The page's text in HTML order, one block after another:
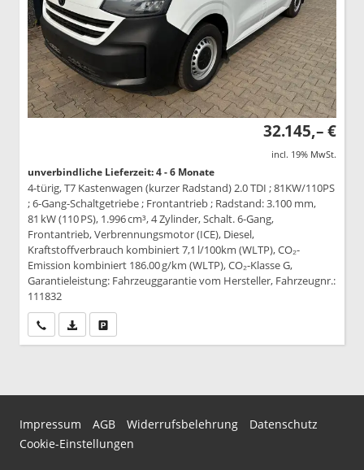
32.145,– €
incl. 19% MwSt.
unverbindliche Lieferzeit: 4 - 6 Monate
4-türig, T7 Kastenwagen (kurzer Radstand) 2.0 TDI ; 81KW/110PS
; 6-Gang-Schaltgetriebe ; Frontantrieb ; Radstand: 3.100 mm,
81 kW (110 PS), 1.996 cm³, 4 Zylinder, Schalt. 6-Gang,
Frontantrieb, Verbrennungsmotor (ICE), Diesel,
Kraftstoffverbrauch kombiniert 7,1 l/100km (WLTP), CO₂-
Emission kombiniert 186.00 g/km (WLTP), CO₂-Klasse G,
Garantieleistung: Fahrzeuggarantie vom Hersteller, Fahrzeugnr.:
111832
Wir rufen Sie anPDF-Datei, Fahrzeugexposé drucken
Impressum AGB Widerrufsbelehrung
Datenschutz
Cookie-Einstellungen